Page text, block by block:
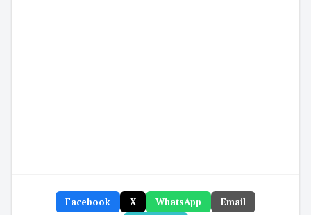
Facebook X WhatsApp
Email